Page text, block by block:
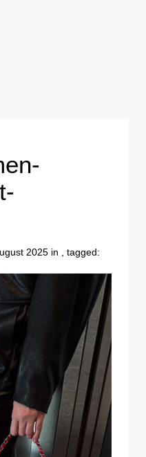
2025 in , tagged: